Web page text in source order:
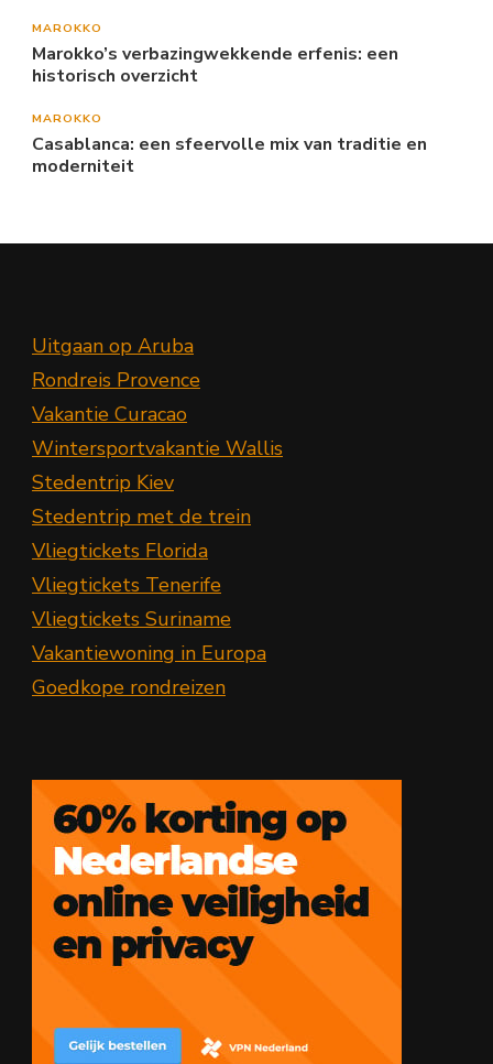
MAROKKO
Marokko’s verbazingwekkende erfenis: een
historisch overzicht
MAROKKO
Casablanca: een sfeervolle mix van traditie en
moderniteit
Uitgaan op Aruba
Rondreis Provence
Vakantie Curacao
Wintersportvakantie Wallis
Stedentrip Kiev
Stedentrip met de trein
Vliegtickets Florida
Vliegtickets Tenerife
Vliegtickets Suriname
Vakantiewoning in Europa
Goedkope rondreizen